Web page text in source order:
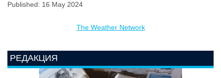
Published: 16 May 2024
The Weather Network
РЕДАКЦИЯ